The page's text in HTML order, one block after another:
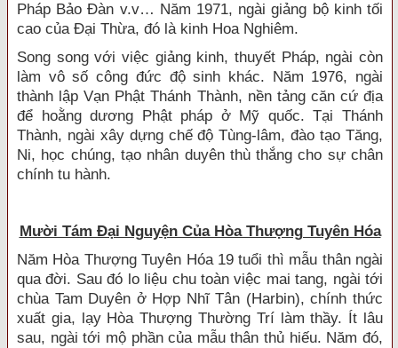
Pháp Bảo Ðàn v.v… Năm 1971, ngài giảng bộ kinh tối
cao của Ðại Thừa, đó là kinh Hoa Nghiêm.
Song song với việc giảng kinh, thuyết Pháp, ngài còn
làm vô số công đức độ sinh khác. Năm 1976, ngài
thành lập Vạn Phật Thánh Thành, nền tảng căn cứ địa
để hoằng dương Phật pháp ở Mỹ quốc. Tại Thánh
Thành, ngài xây dựng chế độ Tùng-lâm, đào tạo Tăng,
Ni, học chúng, tạo nhân duyên thù thắng cho sự chân
chính tu hành.
Mười Tám Ðại Nguyện Của Hòa Thượng Tuyên Hóa
Năm Hòa Thượng Tuyên Hóa 19 tuổi thì mẫu thân ngài
qua đời. Sau đó lo liệu chu toàn việc mai tang, ngài tới
chùa Tam Duyên ở Hợp Nhĩ Tân (Harbin), chính thức
xuất gia, lạy Hòa Thượng Thường Trí làm thầy. Ít lâu
sau, ngài tới mộ phần của mẫu thân thủ hiếu. Năm đó,